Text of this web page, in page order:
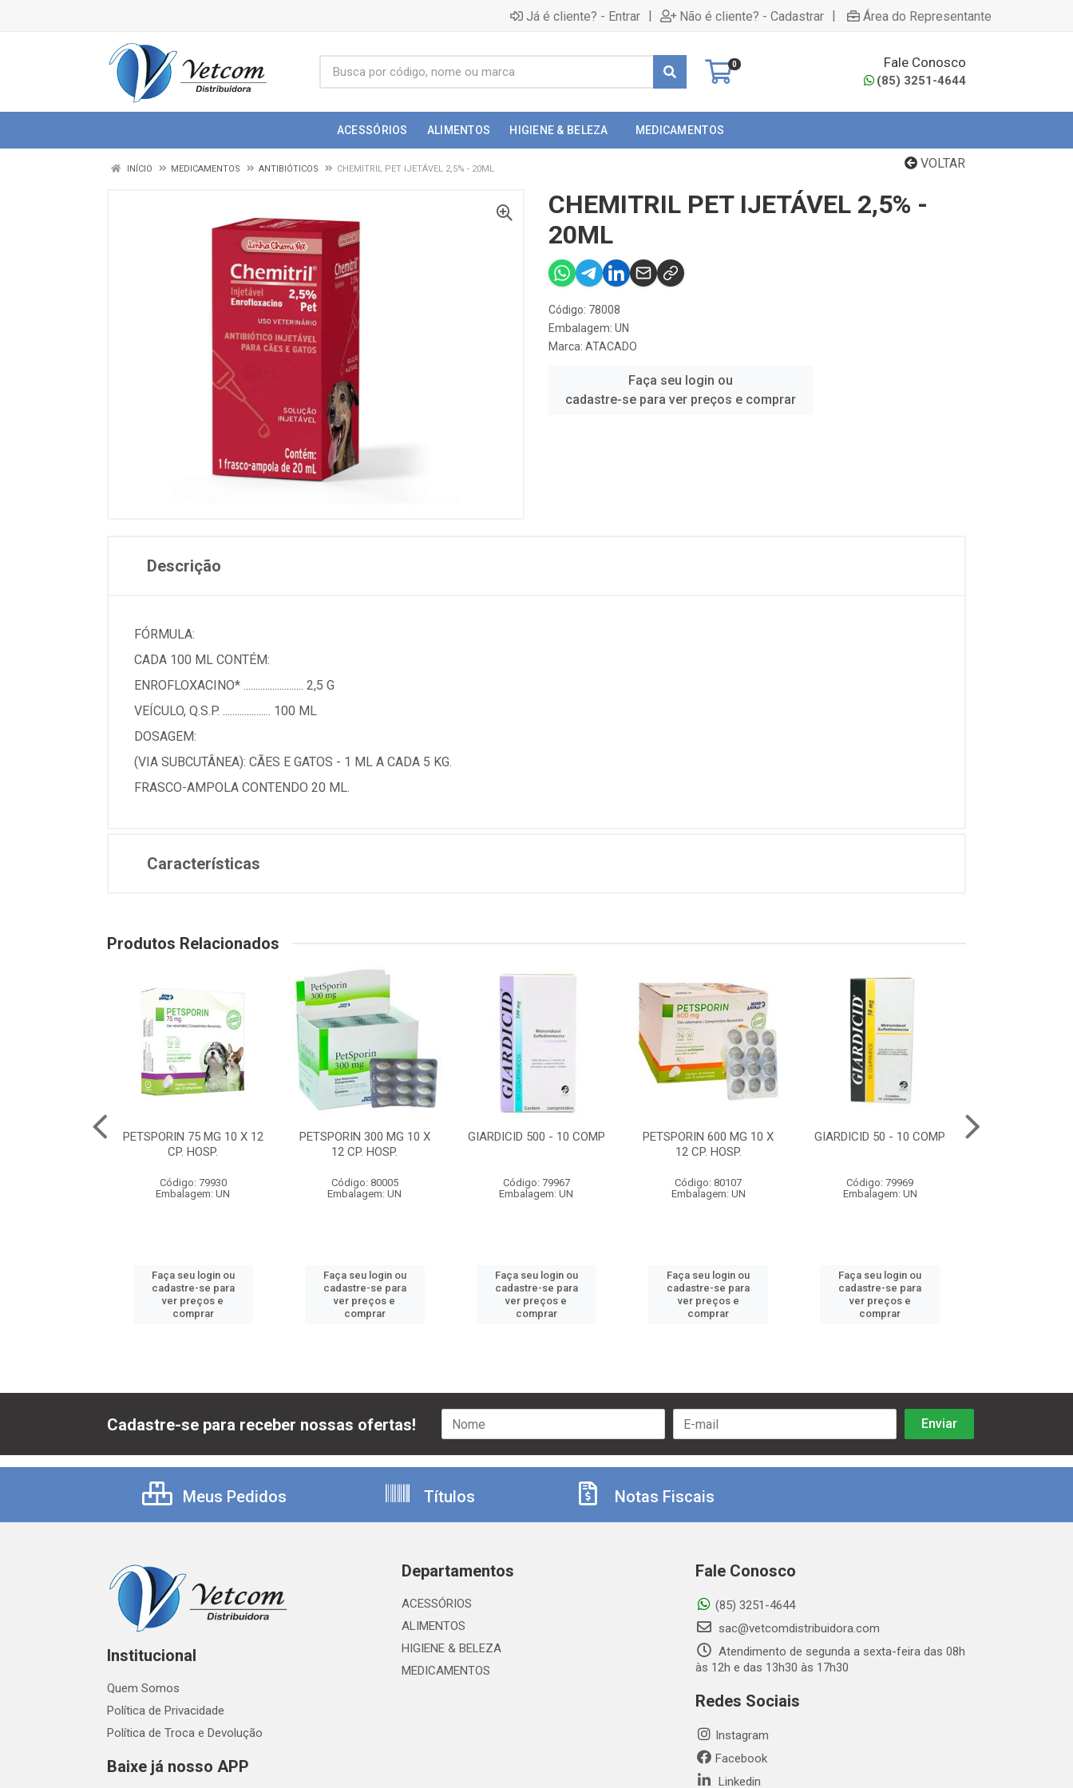
Já é cliente? - Entrar | Não é cliente? - Cadastrar | Área do Representante
0 Fale Conosco
(85) 3251-4644
ACESSÓRIOS ALIMENTOS HIGIENE & BELEZA MEDICAMENTOS
VOLTAR
INÍCIO MEDICAMENTOS ANTIBIÓTICOS CHEMITRIL PET IJETÁVEL 2,5% - 20ML
CHEMITRIL PET IJETÁVEL 2,5% -
20ML
Código: 78008
Embalagem: UN
Marca: ATACADO
Faça seu login ou
cadastre-se para ver preços e comprar
Descrição
FÓRMULA:
CADA 100 ML CONTÉM:
ENROFLOXACINO* ......................... 2,5 G
VEÍCULO, Q.S.P. .................... 100 ML
DOSAGEM:
(VIA SUBCUTÂNEA): CÃES E GATOS - 1 ML A CADA 5 KG.
FRASCO-AMPOLA CONTENDO 20 ML.
Características
Produtos Relacionados
PETSPORIN 75 MG 10 X 12
CP. HOSP.
Código: 79930
Embalagem: UN
Faça seu login ou
cadastre-se para
ver preços e
comprar
PETSPORIN 300 MG 10 X
12 CP. HOSP.
Código: 80005
Embalagem: UN
Faça seu login ou
cadastre-se para
ver preços e
comprar
GIARDICID 500 - 10 COMP
Código: 79967
Embalagem: UN
Faça seu login ou
cadastre-se para
ver preços e
comprar
PETSPORIN 600 MG 10 X
12 CP. HOSP.
Código: 80107
Embalagem: UN
Faça seu login ou
cadastre-se para
ver preços e
comprar
GIARDICID 50 - 10 COMP
Código: 79969
Embalagem: UN
Faça seu login ou
cadastre-se para
ver preços e
comprar
Cadastre-se para receber nossas ofertas!
Meus Pedidos Títulos Notas Fiscais
Institucional
Quem Somos
Política de Privacidade
Política de Troca e Devolução
Baixe já nosso APP
Departamentos
ACESSÓRIOS
ALIMENTOS
HIGIENE & BELEZA
MEDICAMENTOS
Fale Conosco
(85) 3251-4644
sac@vetcomdistribuidora.com
Atendimento de segunda a sexta-feira das 08h
às 12h e das 13h30 às 17h30
Redes Sociais
Instagram
Facebook
Linkedin